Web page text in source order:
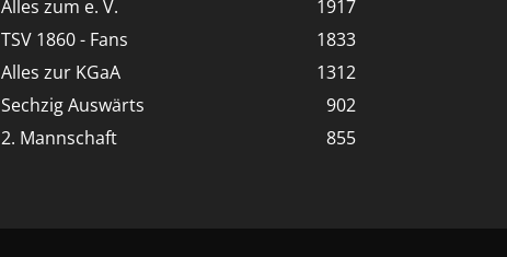
Alles zum e. V.
1917
TSV 1860 - Fans
1833
Alles zur KGaA
1312
Sechzig Auswärts
902
2. Mannschaft
855